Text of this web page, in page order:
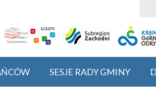
SESJE RADY GMINY